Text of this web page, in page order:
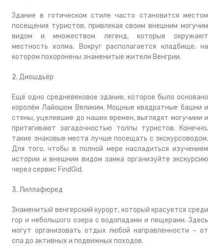
Здание в готическом стиле часто становится местом
посещения туристов, привлекая своим внешним могучим
видом и множеством легенд, которые окружают
местность холма. Вокруг располагается кладбище, на
котором похоронены знаменитые жители Венгрии.
2. Диошдьёр
Ещё одно средневековое здание, которое было основано
королём Лайошом Великим. Мощные квадратные башни и
стены, уцелевшие до наших времен, выглядят могучими и
притягивают загадочностью толпы туристов. Конечно,
такие знаковые места лучше посещать с экскурсоводом.
Для того, чтобы в полной мере насладиться изучением
истории и внешним видом замка организуйте экскурсию
через сервис FindGid.
3. Лиллафюред
Знаменитый венгерский курорт, который красуется среди
гор и небольшого озера с водопадами и пещерами. Здесь
могут организовать отдых любой направленности – от
спа до активных и подвижных походов.